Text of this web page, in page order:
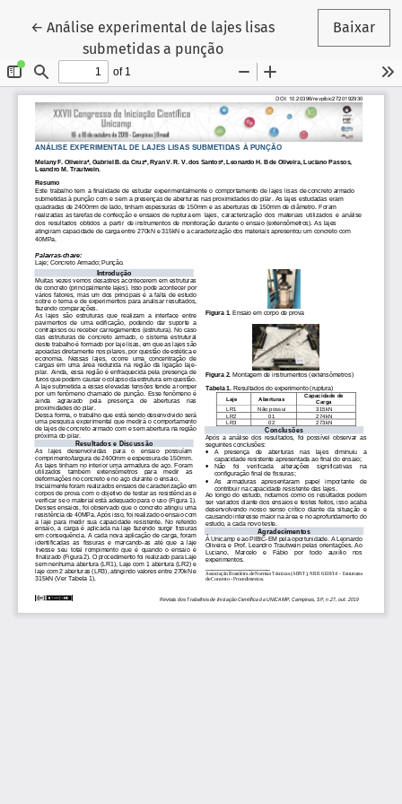
←Voltar aos Detalhes do Artigo
Análise experimental de lajes lisas
submetidas a punção
Baixar